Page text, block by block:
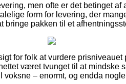
men ofte er det betinget af
form for levering, der
bringe pakken til et
for folk at vurdere prisniveauet
været tvunget til at mindske
– enormt, og endda